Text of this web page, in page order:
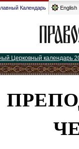
Календарь English
Церковный календарь